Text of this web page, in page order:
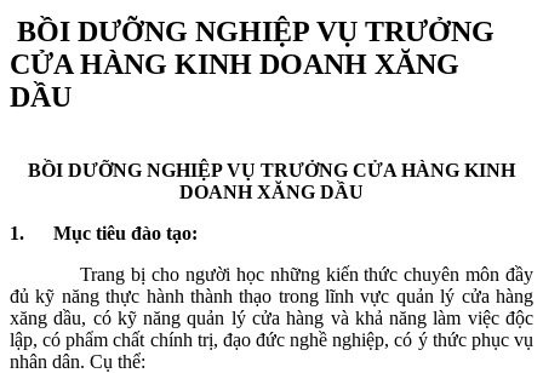
BỒI DƯỠNG NGHIỆP VỤ TRƯỞNG
CỬA HÀNG KINH DOANH XĂNG
DẦU
BỒI DƯỠNG NGHIỆP VỤ TRƯỞNG CỬA HÀNG KINH
DOANH XĂNG DẦU
1. Mục tiêu đào tạo:
Trang bị cho người học những kiến thức chuyên môn đầy
đủ kỹ năng thực hành thành thạo trong lĩnh vực quản lý cửa hàng
xăng dầu, có kỹ năng quản lý cửa hàng và khả năng làm việc độc
lập, có phẩm chất chính trị, đạo đức nghề nghiệp, có ý thức phục vụ
nhân dân. Cụ thể: